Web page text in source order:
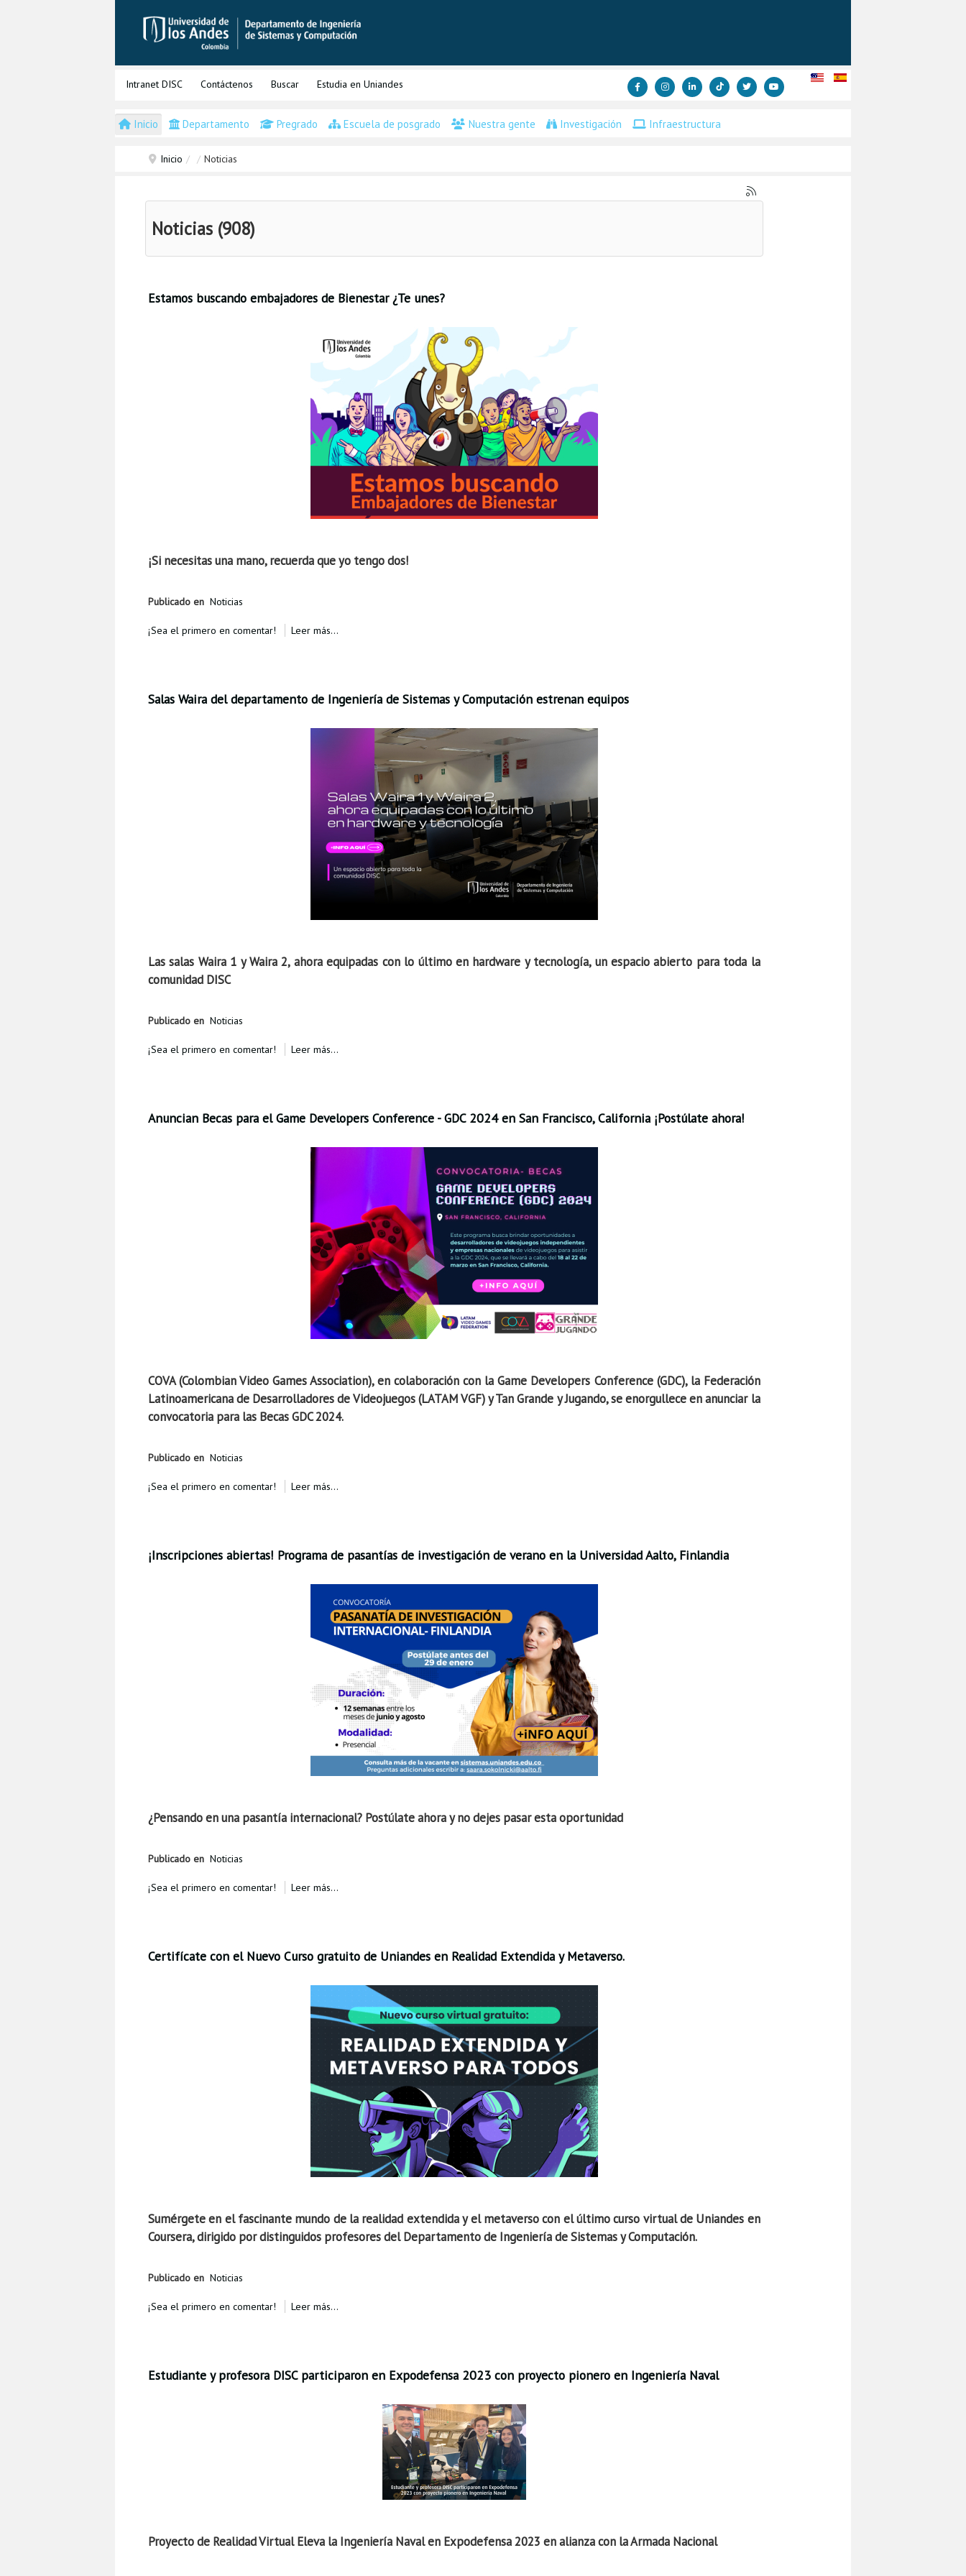
Intranet DISC Contáctenos Buscar Estudia en Uniandes
Inicio Departamento Pregrado Escuela de posgrado Nuestra gente Investigación Infraestructura
Inicio / / Noticias
Noticias (908)
Estamos buscando embajadores de Bienestar ¿Te unes?
¡Si necesitas una mano, recuerda que yo tengo dos!
Publicado en Noticias
¡Sea el primero en comentar! Leer más...
Salas Waira del departamento de Ingeniería de Sistemas y Computación estrenan equipos
Las salas Waira 1 y Waira 2, ahora equipadas con lo último en hardware y tecnología, un espacio abierto para toda la
comunidad DISC
Publicado en Noticias
¡Sea el primero en comentar! Leer más...
Anuncian Becas para el Game Developers Conference - GDC 2024 en San Francisco, California ¡Postúlate ahora!
COVA (Colombian Video Games Association), en colaboración con la Game Developers Conference (GDC), la Federación
Latinoamericana de Desarrolladores de Videojuegos (LATAM VGF) y Tan Grande y Jugando, se enorgullece en anunciar la
convocatoria para las Becas GDC 2024.
Publicado en Noticias
¡Sea el primero en comentar! Leer más...
¡Inscripciones abiertas! Programa de pasantías de investigación de verano en la Universidad Aalto, Finlandia
¿Pensando en una pasantía internacional? Postúlate ahora y no dejes pasar esta oportunidad
Publicado en Noticias
¡Sea el primero en comentar! Leer más...
Certifícate con el Nuevo Curso gratuito de Uniandes en Realidad Extendida y Metaverso.
Sumérgete en el fascinante mundo de la realidad extendida y el metaverso con el último curso virtual de Uniandes en
Coursera, dirigido por distinguidos profesores del Departamento de Ingeniería de Sistemas y Computación.
Publicado en Noticias
¡Sea el primero en comentar! Leer más...
Estudiante y profesora DISC participaron en Expodefensa 2023 con proyecto pionero en Ingeniería Naval
Proyecto de Realidad Virtual Eleva la Ingeniería Naval en Expodefensa 2023 en alianza con la Armada Nacional